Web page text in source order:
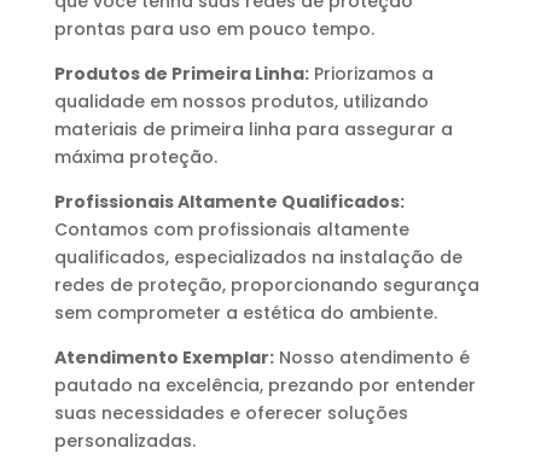
prontas para uso em pouco tempo.
Produtos de Primeira Linha:Priorizamos a
qualidade em nossos produtos, utilizando
materiais de primeira linha para assegurar a
máxima proteção.
Profissionais Altamente Qualificados:
Contamos com profissionais altamente
qualificados, especializados na instalação de
redes de proteção, proporcionando segurança
sem comprometer a estética do ambiente.
Atendimento Exemplar:Nosso atendimento é
pautado na excelência, prezando por entender
suas necessidades e oferecer soluções
personalizadas.